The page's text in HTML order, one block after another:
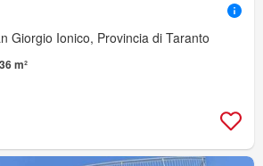
Giorgio Ionico, Provincia di Taranto
m²